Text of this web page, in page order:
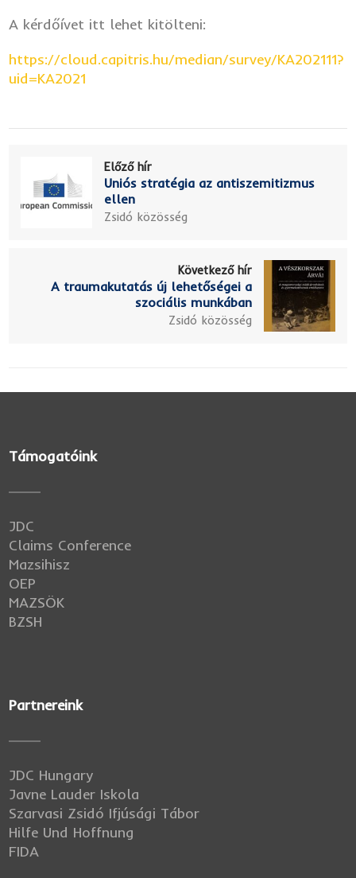
A kérdőívet itt lehet kitölteni:
https://cloud.capitris.hu/median/survey/KA202111?
uid=KA2021
Előző hír
Uniós stratégia az antiszemitizmus
ellen
Zsidó közösség
Következő hír
A traumakutatás új lehetőségei a
szociális munkában
Zsidó közösség
Támogatóink
JDC
Claims Conference
Mazsihisz
OEP
MAZSÖK
BZSH
Partnereink
JDC Hungary
Javne Lauder Iskola
Szarvasi Zsidó Ifjúsági Tábor
Hilfe Und Hoffnung
FIDA